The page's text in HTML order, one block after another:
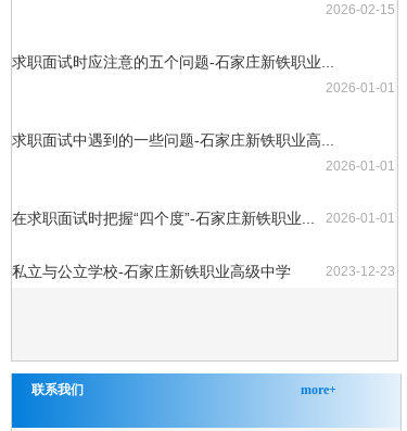
2026-02-15
求职面试时应注意的五个问题-石家庄新铁职业...
2026-01-01
求职面试中遇到的一些问题-石家庄新铁职业高...
2026-01-01
在求职面试时把握“四个度”-石家庄新铁职业... 2026-01-01
私立与公立学校-石家庄新铁职业高级中学 2023-12-23
联系我们 more+